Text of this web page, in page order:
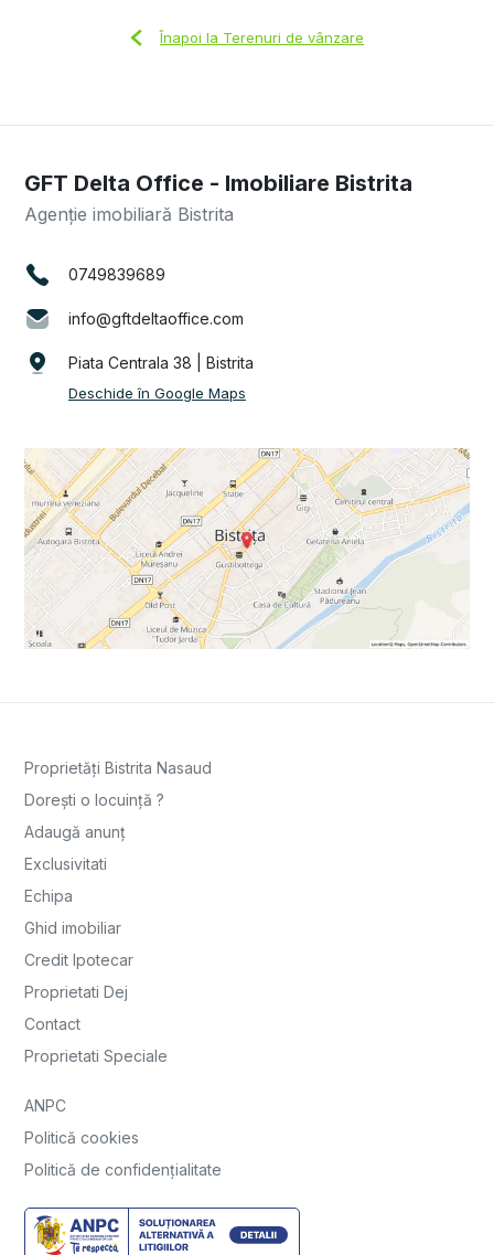
Înapoi la Terenuri de vânzare
GFT Delta Office - Imobiliare Bistrita
Agenție imobiliară Bistrita
0749839689
info@gftdeltaoffice.com
Piata Centrala 38 | Bistrita
Deschide în Google Maps
Proprietăți Bistrita Nasaud
Dorești o locuință ?
Adaugă anunț
Exclusivitati
Echipa
Ghid imobiliar
Credit Ipotecar
Proprietati Dej
Contact
Proprietati Speciale
ANPC
Politică cookies
Politică de confidențialitate